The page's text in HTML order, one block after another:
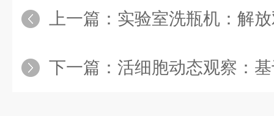
上一篇： 实验室洗瓶机：解放双手
下一篇： 活细胞动态观察：基于高分